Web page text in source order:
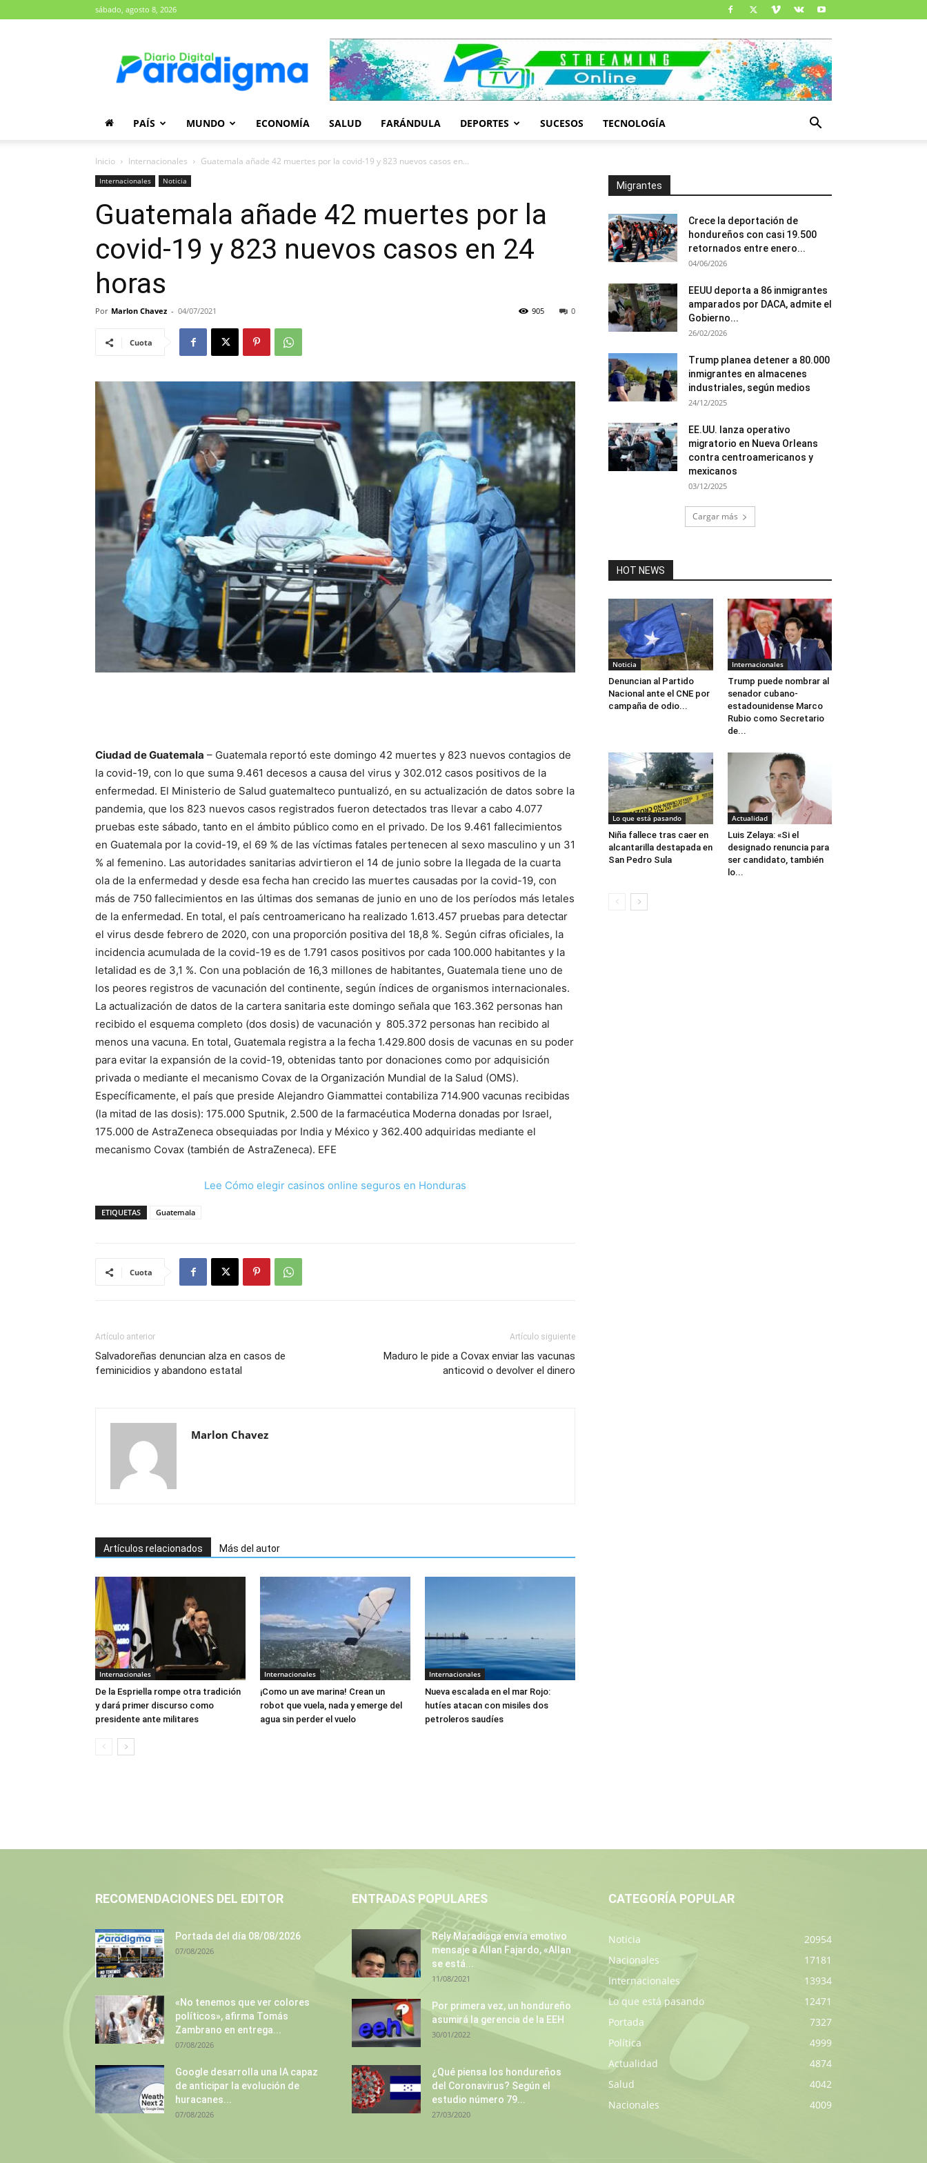
sábado, agosto 8, 2026
Paradigma
PAÍS MUNDO ECONOMÍA SALUD FARÁNDULA DEPORTES SUCESOS TECNOLOGÍA
Inicio Internacionales Guatemala añade 42 muertes por la covid-19 y 823 nuevos casos en...
Internacionales Noticia
Guatemala añade 42 muertes por la
covid-19 y 823 nuevos casos en 24
horas
Por Marlon Chavez - 04/07/2021 0
905
Cuota
Ciudad de Guatemala – Guatemala reportó este domingo 42 muertes y 823 nuevos contagios de
la covid-19, con lo que suma 9.461 decesos a causa del virus y 302.012 casos positivos de la
enfermedad. El Ministerio de Salud guatemalteco puntualizó, en su actualización de datos sobre la
pandemia, que los 823 nuevos casos registrados fueron detectados tras llevar a cabo 4.077
pruebas este sábado, tanto en el ámbito público como en el privado. De los 9.461 fallecimientos
en Guatemala por la covid-19, el 69 % de las víctimas fatales pertenecen al sexo masculino y un 31
% al femenino. Las autoridades sanitarias advirtieron el 14 de junio sobre la llegada de la cuarta
ola de la enfermedad y desde esa fecha han crecido las muertes causadas por la covid-19, con
más de 750 fallecimientos en las últimas dos semanas de junio en uno de los períodos más letales
de la enfermedad. En total, el país centroamericano ha realizado 1.613.457 pruebas para detectar
el virus desde febrero de 2020, con una proporción positiva del 18,8 %. Según cifras oficiales, la
incidencia acumulada de la covid-19 es de 1.791 casos positivos por cada 100.000 habitantes y la
letalidad es de 3,1 %. Con una población de 16,3 millones de habitantes, Guatemala tiene uno de
los peores registros de vacunación del continente, según índices de organismos internacionales.
La actualización de datos de la cartera sanitaria este domingo señala que 163.362 personas han
recibido el esquema completo (dos dosis) de vacunación y 805.372 personas han recibido al
menos una vacuna. En total, Guatemala registra a la fecha 1.429.800 dosis de vacunas en su poder
para evitar la expansión de la covid-19, obtenidas tanto por donaciones como por adquisición
privada o mediante el mecanismo Covax de la Organización Mundial de la Salud (OMS).
Específicamente, el país que preside Alejandro Giammattei contabiliza 714.900 vacunas recibidas
(la mitad de las dosis): 175.000 Sputnik, 2.500 de la farmacéutica Moderna donadas por Israel,
175.000 de AstraZeneca obsequiadas por India y México y 362.400 adquiridas mediante el
mecanismo Covax (también de AstraZeneca). EFE
Lee Cómo elegir casinos online seguros en Honduras
ETIQUETAS Guatemala
Cuota
Artículo anterior
Salvadoreñas denuncian alza en casos de
feminicidios y abandono estatal
Artículo siguiente
Maduro le pide a Covax enviar las vacunas
anticovid o devolver el dinero
Marlon Chavez
Artículos relacionados Más del autor
Internacionales
De la Espriella rompe otra tradición
y dará primer discurso como
presidente ante militares
Internacionales
¡Como un ave marina! Crean un
robot que vuela, nada y emerge del
agua sin perder el vuelo
Internacionales
Nueva escalada en el mar Rojo:
hutíes atacan con misiles dos
petroleros saudíes
Migrantes
Crece la deportación de
hondureños con casi 19.500
retornados entre enero...
04/06/2026
EEUU deporta a 86 inmigrantes
amparados por DACA, admite el
Gobierno...
26/02/2026
Trump planea detener a 80.000
inmigrantes en almacenes
industriales, según medios
24/12/2025
EE.UU. lanza operativo
migratorio en Nueva Orleans
contra centroamericanos y
mexicanos
03/12/2025
Cargar más
HOT NEWS
Noticia
Denuncian al Partido
Nacional ante el CNE por
campaña de odio...
Internacionales
Trump puede nombrar al
senador cubano-
estadounidense Marco
Rubio como Secretario
de...
Lo que está pasando
Niña fallece tras caer en
alcantarilla destapada en
San Pedro Sula
Actualidad
Luis Zelaya: «Si el
designado renuncia para
ser candidato, también
lo...
RECOMENDACIONES DEL EDITOR
Portada del día 08/08/2026
07/08/2026
«No tenemos que ver colores
políticos», afirma Tomás
Zambrano en entrega...
07/08/2026
Google desarrolla una IA capaz
de anticipar la evolución de
huracanes...
07/08/2026
ENTRADAS POPULARES
Rely Maradiaga envía emotivo
mensaje a Allan Fajardo, «Allan
se está...
11/08/2021
Por primera vez, un hondureño
asumirá la gerencia de la EEH
30/01/2022
¿Qué piensa los hondureños
del Coronavirus? Según el
estudio número 79...
27/03/2020
CATEGORÍA POPULAR
Noticia
20954
Nacionales
17181
Internacionales
13934
Lo que está pasando
12471
Portada
7327
Política
4999
Actualidad
4874
Salud
4042
Nacionales
4009